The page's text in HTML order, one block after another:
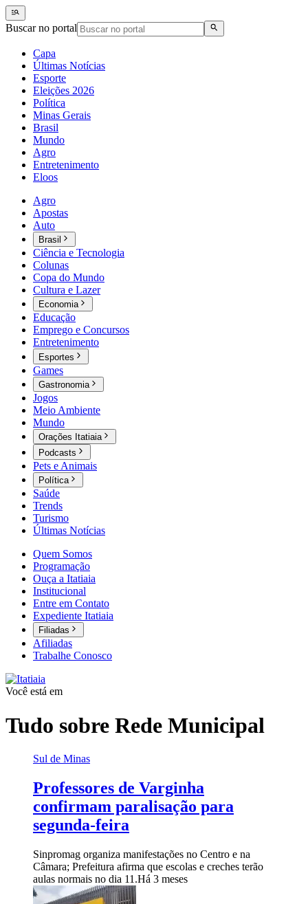
Buscar no portal
Capa
Últimas Notícias
Esporte
Eleições 2026
Política
Minas Gerais
Brasil
Mundo
Agro
Entretenimento
Eloos
Agro
Apostas
Auto
Brasil
Ciência e Tecnologia
Colunas
Copa do Mundo
Cultura e Lazer
Economia
Educação
Emprego e Concursos
Entretenimento
Esportes
Games
Gastronomia
Jogos
Meio Ambiente
Mundo
Orações Itatiaia
Podcasts
Pets e Animais
Política
Saúde
Trends
Turismo
Últimas Notícias
Quem Somos
Programação
Ouça a Itatiaia
Institucional
Entre em Contato
Expediente Itatiaia
Filiadas
Afiliadas
Trabalhe Conosco
Você está em
Tudo sobre Rede Municipal
Sul de Minas
Professores de Varginha
confirmam paralisação para
segunda-feira
Sinpromag organiza manifestações no Centro e na
Câmara; Prefeitura afirma que escolas e creches terão
aulas normais no dia 11.Há 3 meses